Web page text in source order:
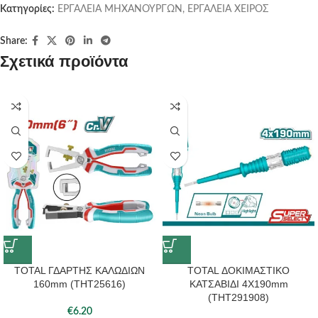
Κατηγορίες: ΕΡΓΑΛΕΙΑ ΜΗΧΑΝΟΥΡΓΩΝ , ΕΡΓΑΛΕΙΑ ΧΕΙΡΟΣ
Share:
Σχετικά προϊόντα
TOTAL ΓΔΑΡΤΗΣ ΚΑΛΩΔΙΩΝ
160mm (THT25616)
€6.20
TOTAL ΔΟΚΙΜΑΣΤΙΚΟ
ΚΑΤΣΑΒΙΔΙ 4X190mm
(THT291908)